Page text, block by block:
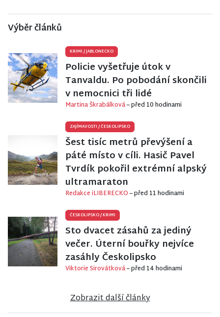
Výběr článků
KRIMI /JABLONECKO
Policie vyšetřuje útok v
Tanvaldu. Po pobodání skončili
v nemocnici tři lidé
Martina Škrabálková– před 10 hodinami
ZAJÍMAVOSTI /ČESKOLIPSKO
Šest tisíc metrů převýšení a
páté místo v cíli. Hasič Pavel
Tvrdík pokořil extrémní alpský
ultramaraton
Redakce iLIBERECKO– před 11 hodinami
ČESKOLIPSKO/KRIMI
Sto dvacet zásahů za jediný
večer. Úterní bouřky nejvíce
zasáhly Českolipsko
Viktorie Sirovátková– před 14 hodinami
Zobrazit další články